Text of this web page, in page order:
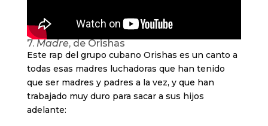
7. Madre, de Orishas
Este rap del grupo cubano Orishas es un canto a
todas esas madres luchadoras que han tenido
que ser madres y padres a la vez, y que han
trabajado muy duro para sacar a sus hijos
adelante: